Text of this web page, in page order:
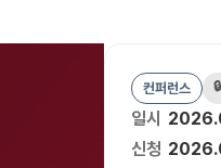
컨퍼런스
일시
신청